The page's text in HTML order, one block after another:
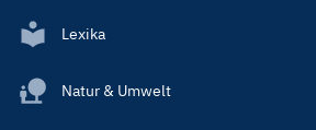
Lexika
Natur & Umwelt